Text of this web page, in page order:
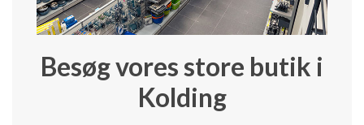
Besøg vores store butik i
Kolding